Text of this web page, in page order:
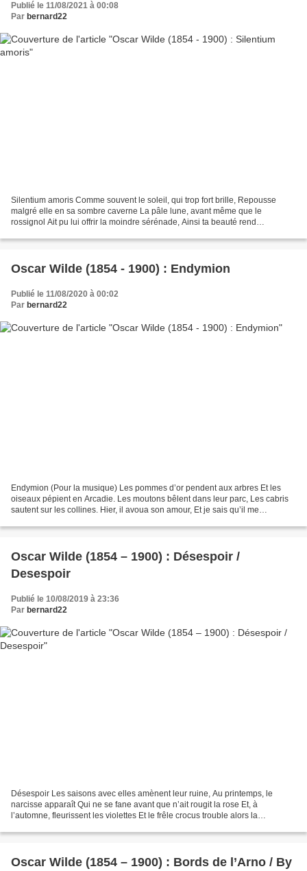
Publié le 11/08/2021 à 00:08
Par bernard22
Silentium amoris Comme souvent le soleil, qui trop fort brille, Repousse
malgré elle en sa sombre caverne La pâle lune, avant même que le
rossignol Ait pu lui offrir la moindre sérénade, Ainsi ta beauté rend
Oscar Wilde (1854 - 1900) : Endymion
Publié le 11/08/2020 à 00:02
Par bernard22
Endymion (Pour la musique) Les pommes d’or pendent aux arbres Et les
oiseaux pépient en Arcadie. Les moutons bêlent dans leur parc, Les cabris
sautent sur les collines. Hier, il avoua son amour, Et je sais qu’il me
Oscar Wilde (1854 – 1900) : Désespoir /
Desespoir
Publié le 10/08/2019 à 23:36
Par bernard22
Désespoir Les saisons avec elles amènent leur ruine, Au printemps, le
narcisse apparaît Qui ne se fane avant que n’ait rougit la rose Et, à
l’automne, fleurissent les violettes Et le frêle crocus trouble alors la
Oscar Wilde (1854 – 1900) : Bords de l’Arno / By